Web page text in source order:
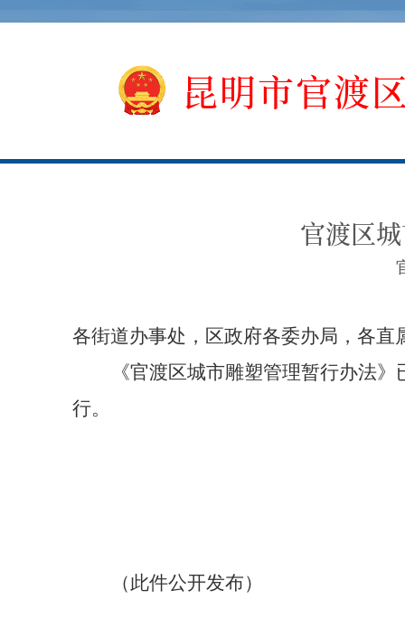
昆明市官渡
官渡区
各街道办事处，区政府各委办局，各直
《官渡区城市雕塑管理暂行办法
行。
（此件公开发布）